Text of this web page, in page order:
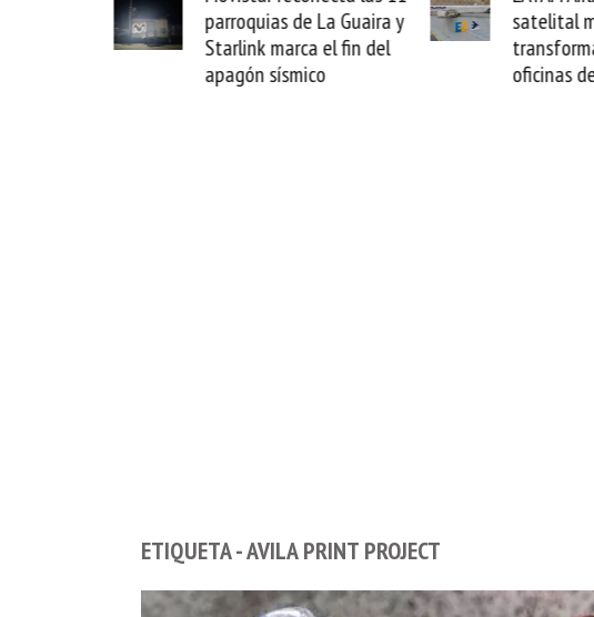
parroquias de La Guaira y
Starlink marca el fin del
apagón sísmico
satelital
oficinas
ETIQUETA - AVILA PRINT PROJECT